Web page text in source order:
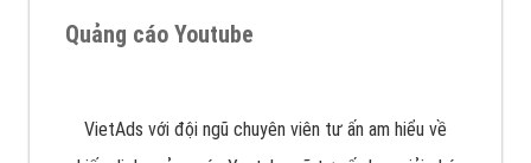
Display Network cho các khách hàng Doanh Nghiệp